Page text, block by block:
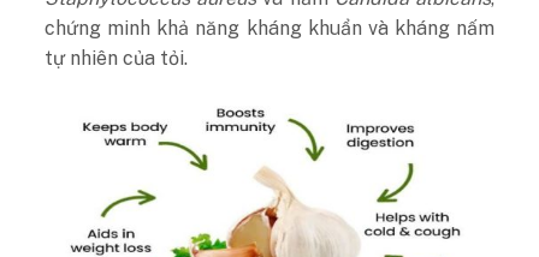
chứng minh khả năng kháng khuẩn và kháng nấm
tự nhiên của tỏi.